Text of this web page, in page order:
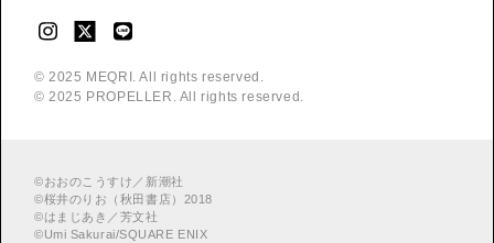
© 2025 MEQRI. All rights reserved.
© 2025 PROPELLER. All rights reserved.
©おおのこうすけ／新潮社
©桜井のりお（秋田書店）2018
©はまじあき／芳文社
©Umi Sakurai/SQUARE ENIX